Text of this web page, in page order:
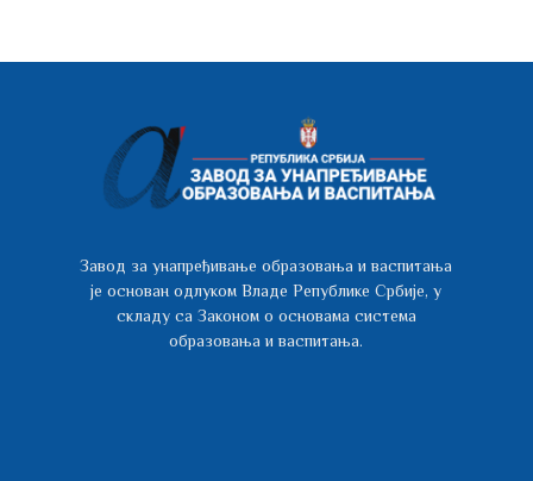
Завод за унапређивање образовања и васпитања
је основан одлуком Владе Републике Србије, у
складу са Законом о основама система
образовања и васпитања.